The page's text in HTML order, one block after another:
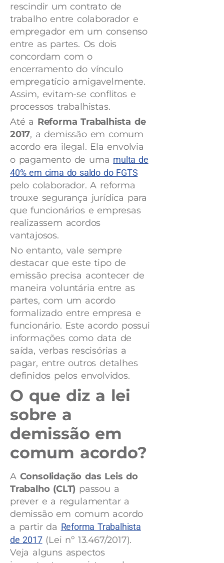
rescindir um contrato de
trabalho entre colaborador e
empregador em um consenso
entre as partes. Os dois
concordam com o
encerramento do vínculo
empregatício amigavelmente.
Assim, evitam-se conflitos e
processos trabalhistas.
Até a Reforma Trabalhista de
2017, a demissão em comum
acordo era ilegal. Ela envolvia
o pagamento de uma multa de
40% em cima do saldo do FGTS
pelo colaborador. A reforma
trouxe segurança jurídica para
que funcionários e empresas
realizassem acordos
vantajosos.
No entanto, vale sempre
destacar que este tipo de
emissão precisa acontecer de
maneira voluntária entre as
partes, com um acordo
formalizado entre empresa e
funcionário. Este acordo possui
informações como data de
saída, verbas rescisórias a
pagar, entre outros detalhes
definidos pelos envolvidos.
O que diz a lei
sobre a
demissão em
comum acordo?
A Consolidação das Leis do
Trabalho (CLT) passou a
prever e a regulamentar a
demissão em comum acordo
a partir da Reforma Trabalhista
de 2017(Lei nº 13.467/2017).
Veja alguns aspectos